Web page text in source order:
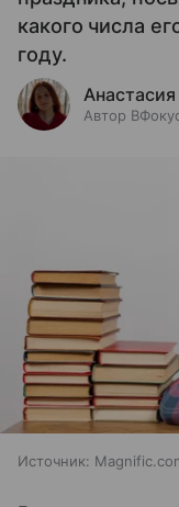
какого числа
году.
Автор
Источник: